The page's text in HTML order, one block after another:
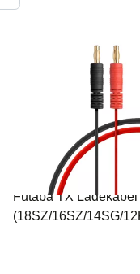
KAV36.618
Futaba TX
(18SZ/16SZ/14SG/